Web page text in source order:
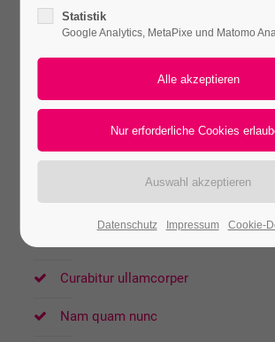
Maintenance
Lorem ipsum dolor sit amet,
elit. Aenean commodo ligula eget dolor.
massa. Cum sociis natoque penatibus
parturient montes, nascetur ridiculus
felis, ultricies nec, pellentesque eu,
Nulla consequat massa quis enim.
Curabitur ullamcorper
Nam quam nunc
Statistik
Google Analytics, MetaPixe und Matomo
Datenschutz Impressum Cookie-